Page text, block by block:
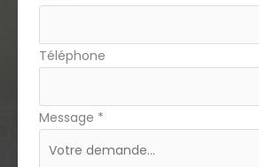
Téléphone
Message *